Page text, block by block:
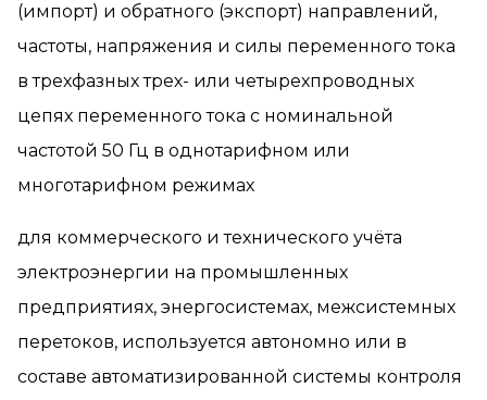
(импорт) и обратного (экспорт) направлений,
частоты, напряжения и силы переменного тока
в трехфазных трех- или четырехпроводных
цепях переменного тока с номинальной
частотой 50 Гц в однотарифном или
многотарифном режимах
для коммерческого и технического учёта
электроэнергии на промышленных
предприятиях, энергосистемах, межсистемных
перетоков, используется автономно или в
составе автоматизированной системы контроля